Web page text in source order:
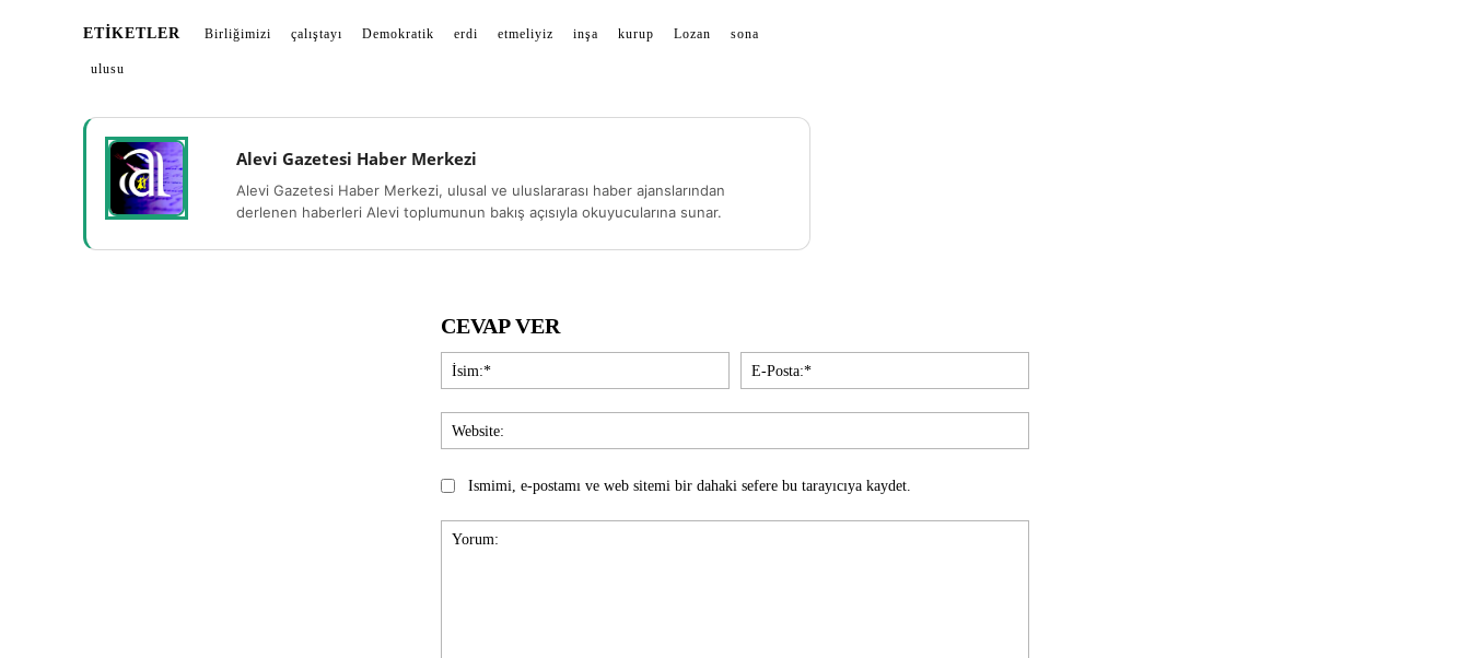
ETIKETLER Birliğimizi çalıştayı Demokratik erdi etmeliyiz inşa kurup Lozan sona
ulusu
Alevi Gazetesi Haber Merkezi
Alevi Gazetesi Haber Merkezi, ulusal ve uluslararası haber ajanslarından
derlenen haberleri Alevi toplumunun bakış açısıyla okuyucularına sunar.
CEVAP VER
İsim:*
Posta:*
Ismimi, e-postamı ve web sitemi bir dahaki sefere bu tarayıcıya kaydet.